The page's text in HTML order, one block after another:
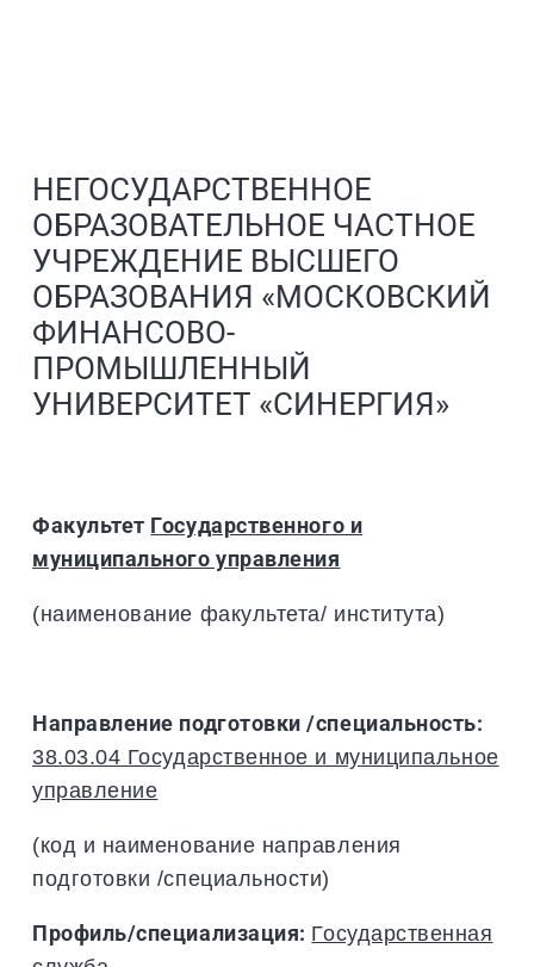
НЕГОСУДАРСТВЕННОЕ
ОБРАЗОВАТЕЛЬНОЕ ЧАСТНОЕ
УЧРЕЖДЕНИЕ ВЫСШЕГО
ОБРАЗОВАНИЯ «МОСКОВСКИЙ
ФИНАНСОВО-
ПРОМЫШЛЕННЫЙ
УНИВЕРСИТЕТ «СИНЕРГИЯ»
Факультет Государственного и
муниципального управления
(наименование факультета/ института)
Направление подготовки /специальность:
38.03.04 Государственное и муниципальное
управление
(код и наименование направления
подготовки /специальности)
Профиль/специализация: Государственная